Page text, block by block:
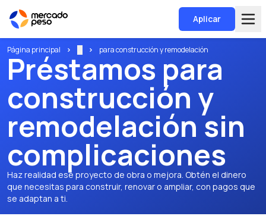
Aplicar
Página principal para construcción y remodelación
Préstamos para
construcción y
remodelación sin
complicaciones
Haz realidad ese proyecto de obra o mejora. Obtén el dinero
que necesitas para construir, renovar o ampliar, con pagos que
se adaptan a ti.